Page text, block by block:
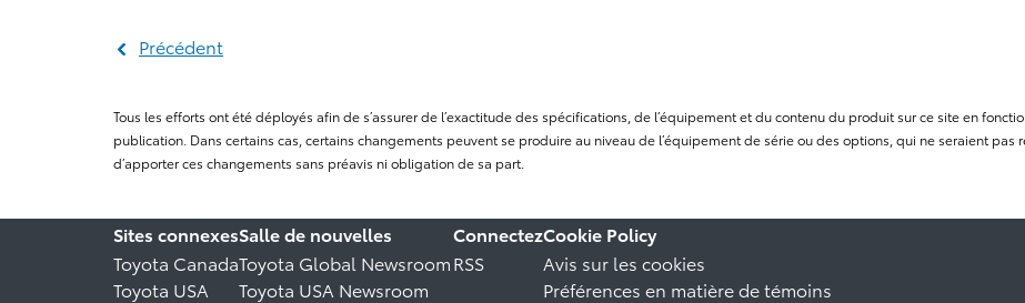
Précédent
Tous les efforts ont été déployés afin de s’assurer de l’exactitude des spécifications, de l’équipement et du contenu du produit sur ce site en
publication. Dans certains cas, certains changements peuvent se produire au niveau de l’équipement de série ou des options, qui ne seraient pas
d’apporter ces changements sans préavis ni obligation de sa part.
Sites connexes
Toyota Canada
Toyota USA
Salle de nouvelles
Toyota Global Newsroom
Toyota USA Newsroom
Connectez
RSS
Cookie Policy
Avis sur les cookies
Préférences en matière de témoins